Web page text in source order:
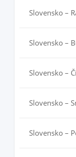
Slovensko –
Slovensko –
Slovensko –
Slovensko –
Slovensko –